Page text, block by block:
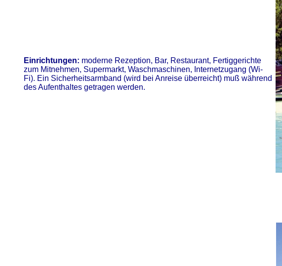
Einrichtungen: moderne Rezeption, Bar, Restaurant, Fertiggerichte
zum Mitnehmen, Supermarkt, Waschmaschinen, Internetzugang (Wi-
Fi). Ein Sicherheitsarmband (wird bei Anreise überreicht) muß während
des Aufenthaltes getragen werden.